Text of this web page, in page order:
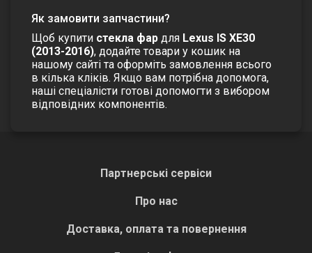
Як замовити запчастини?
Щоб купити стекла фар для Lexus IS XE30
(2013-2016), додайте товари у кошик на
нашому сайті та оформіть замовлення всього
в кілька кліків. Якщо вам потрібна допомога,
наші спеціалісти готові допомогти з вибором
відповідних компонентів.
Партнерські сервіси
Про нас
Доставка, оплата та повернення